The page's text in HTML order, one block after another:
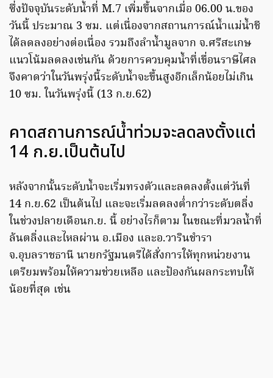
ซึ่งปัจจุบันระดับน้ำที่ M.7 เพิ่มขึ้นจากเมื่อ 06.00 น.ของ
วันนี้ ประมาณ 3 ซม. แต่เนื่องจากสถานการณ์น้ำแม่น้ำชี
ได้ลดลงอย่างต่อเนื่อง รวมถึงลำน้ำมูลจาก จ.ศรีสะเกษ
แนวโน้มลดลงเช่นกัน ด้วยการควบคุมน้ำที่เขื่อนราษีไศล
จึงคาดว่าในวันพรุ่งนี้ระดับน้ำจะขึ้นสูงอีกเล็กน้อยไม่เกิน
10 ซม. ในวันพรุ่งนี้ (13 ก.ย.62)
คาดสถานการณ์น้ำท่วมจะลดลงตั้งแต่
14 ก.ย.เป็นต้นไป
หลังจากนั้นระดับน้ำจะเริ่มทรงตัวและลดลงตั้งแต่วันที่
14 ก.ย.62 เป็นต้นไป และจะเริ่มลดลงต่ำกว่าระดับตลิ่ง
ในช่วงปลายเดือนก.ย. นี้ อย่างไรก็ตาม ในขณะที่มวลน้ำที่
ล้นตลิ่งและไหลผ่าน อ.เมือง และอ.วารินชำรา
จ.อุบลราชธานี นายกรัฐมนตรีได้สั่งการให้ทุกหน่วยงาน
เตรียมพร้อมให้ความช่วยเหลือ และป้องกันผลกระทบให้
น้อยที่สุด เช่น